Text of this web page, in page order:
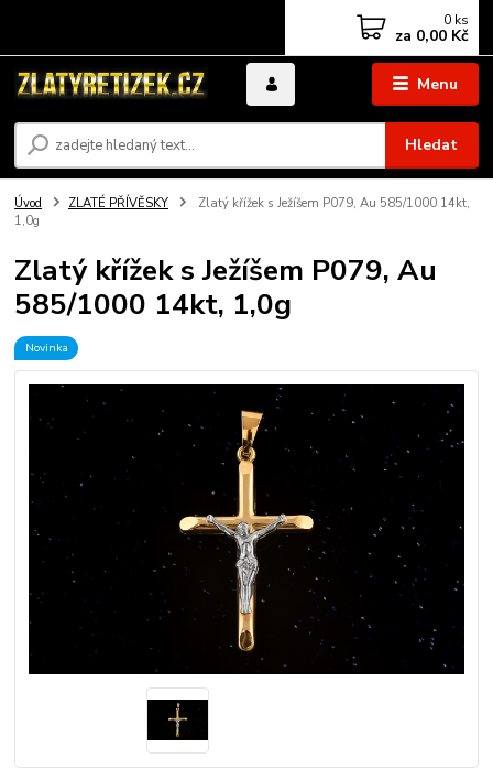
Menu
Hledat
0 ks
za 0,00 Kč
Úvod ZLATÉ PŘÍVĚSKY
Zlatý křížek s Ježíšem P079, Au 585/1000 14kt,
1,0g
Zlatý křížek s Ježíšem P079, Au
585/1000 14kt, 1,0g
Novinka